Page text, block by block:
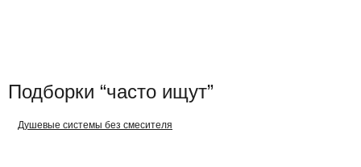
Подборки “часто ищут”
Душевые системы без смесителя